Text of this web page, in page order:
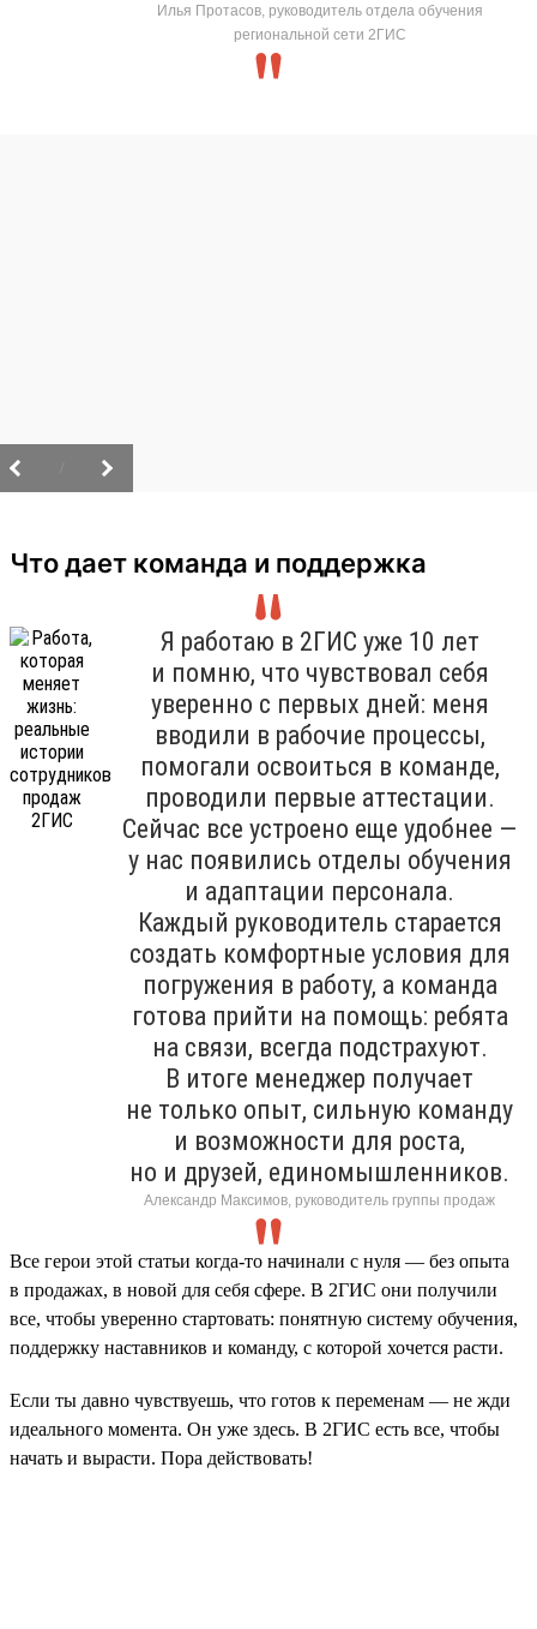
Илья Протасов, руководитель отдела обучения
региональной сети 2ГИС
Что дает команда и поддержка
Я работаю в 2ГИС уже 10 лет
и помню, что чувствовал себя
уверенно с первых дней: меня
вводили в рабочие процессы,
помогали освоиться в команде,
проводили первые аттестации.
Сейчас все устроено еще удобнее —
у нас появились отделы обучения
и адаптации персонала.
Каждый руководитель старается
создать комфортные условия для
погружения в работу, а команда
готова прийти на помощь: ребята
на связи, всегда подстрахуют.
В итоге менеджер получает
не только опыт, сильную команду
и возможности для роста,
но и друзей, единомышленников.
Александр Максимов, руководитель группы продаж
Все герои этой статьи когда-то начинали с нуля — без опыта
в продажах, в новой для себя сфере. В 2ГИС они получили
все, чтобы уверенно стартовать: понятную систему обучения,
поддержку наставников и команду, с которой хочется расти.
Если ты давно чувствуешь, что готов к переменам — не жди
идеального момента. Он уже здесь. В 2ГИС есть все, чтобы
начать и вырасти. Пора действовать!